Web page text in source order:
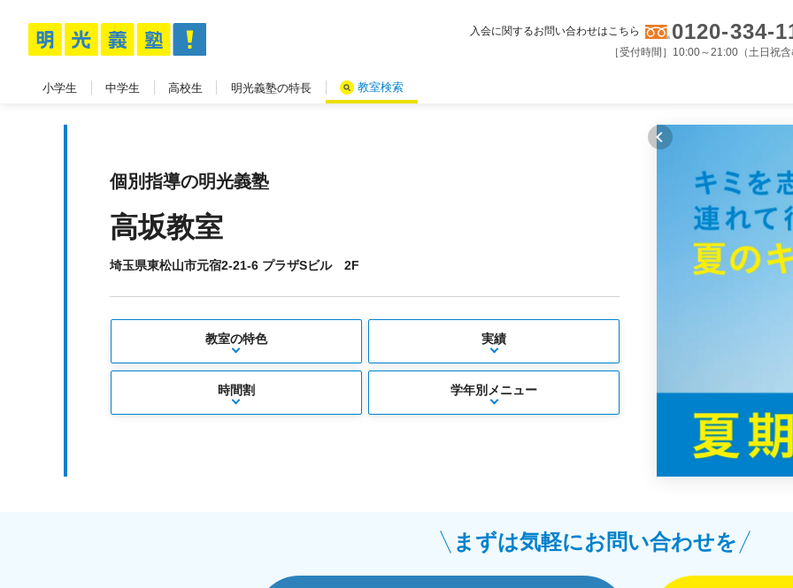
入会に関するお問い合わせはこちら 0120-334-
［受付時間］10:00～21:00（土日祝含
高校生
中学生
小学生 明光義塾の特長 教室検索
個別指導の明光義塾
高坂教室
埼玉県東松山市元宿2-21-6 プラザSビル 2F
教室の特色 実績
時間割 学年別メニュー
まずは気軽にお問い合わせを